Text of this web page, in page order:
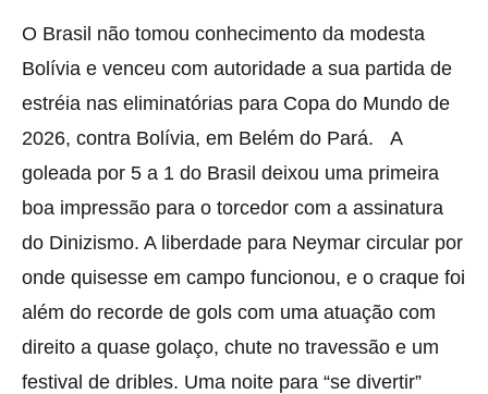
O Brasil não tomou conhecimento da modesta
Bolívia e venceu com autoridade a sua partida de
estréia nas eliminatórias para Copa do Mundo de
2026, contra Bolívia, em Belém do Pará. A
goleada por 5 a 1 do Brasil deixou uma primeira
boa impressão para o torcedor com a assinatura
do Dinizismo. A liberdade para Neymar circular por
onde quisesse em campo funcionou, e o craque foi
além do recorde de gols com uma atuação com
direito a quase golaço, chute no travessão e um
festival de dribles. Uma noite para “se divertir”